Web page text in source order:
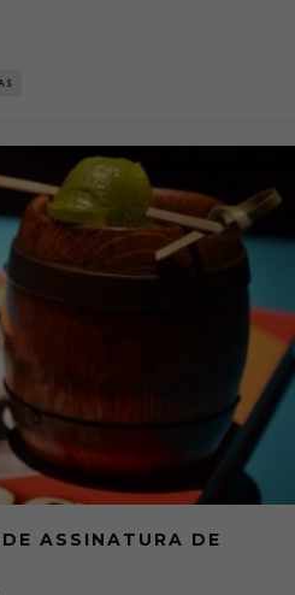
ASSINATURA DE